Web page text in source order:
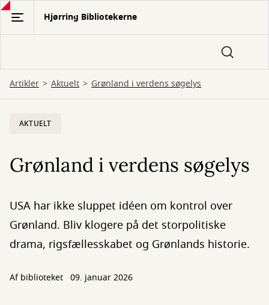
Gå
hovedindhold
Hjørring Bibliotekerne
Artikler Aktuelt Grønland i verdens søgelys
AKTUELT
Grønland i verdens søgelys
USA har ikke sluppet idéen om kontrol over
Grønland. Bliv klogere på det storpolitiske
drama, rigsfællesskabet og Grønlands historie.
Af biblioteket 09. januar 2026